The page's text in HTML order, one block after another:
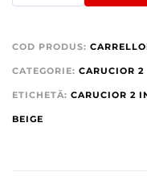
COD PRODUS:
CATEGORIE: CARUCIOR 2
ETICHETĂ: CARUCIOR 2
BEIGE